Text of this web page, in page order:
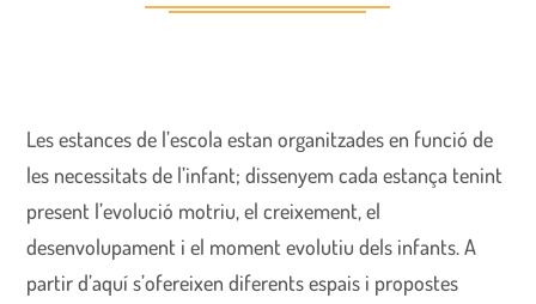
Les estances de l’escola estan organitzades en funció de
les necessitats de l’infant; dissenyem cada estança tenint
present l’evolució motriu, el creixement, el
desenvolupament i el moment evolutiu dels infants. A
partir d’aquí s’ofereixen diferents espais i propostes